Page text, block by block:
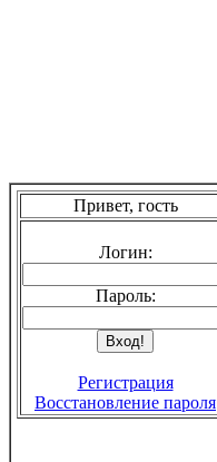
Привет, гость
Логин:
Пароль:
Регистрация
Восстановление пароля